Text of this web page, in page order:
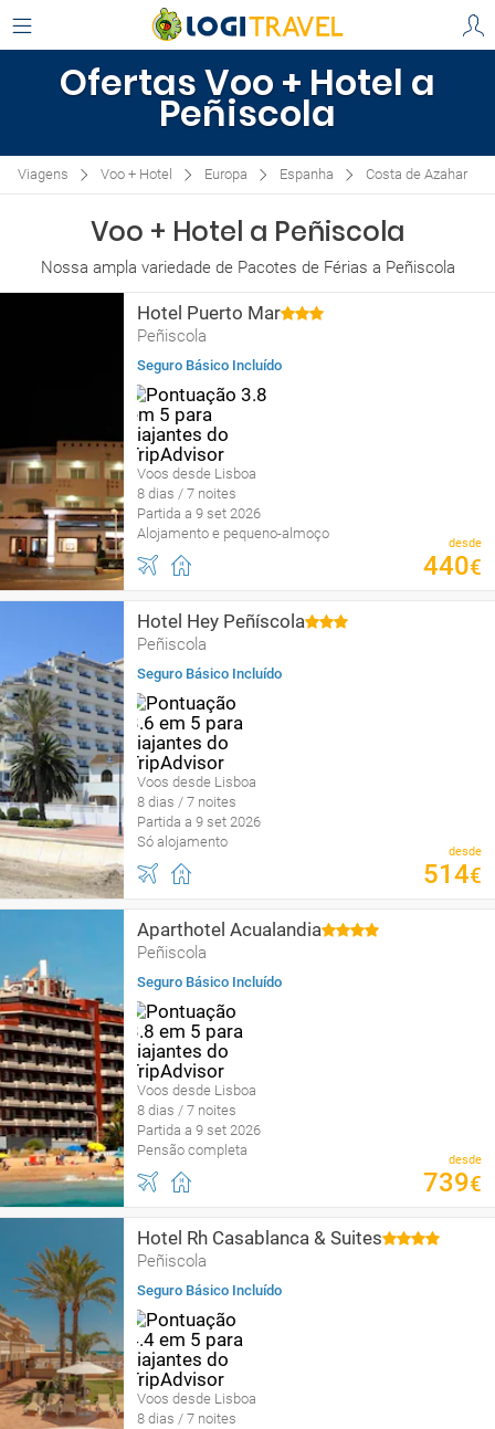
Ofertas Voo + Hotel a
Peñiscola
Viagens Voo + Hotel Europa Espanha Costa de Azahar
Voo + Hotel a Peñiscola
Nossa ampla variedade de Pacotes de Férias a Peñiscola
Hotel Puerto Mar
Peñiscola
Seguro Básico Incluído
Voos desde Lisboa
8 dias / 7 noites
Partida a 9 set 2026
Alojamento e pequeno-almoço
desde
440€
Hotel Hey Peñíscola
Peñiscola
Seguro Básico Incluído
Voos desde Lisboa
8 dias / 7 noites
Partida a 9 set 2026
Só alojamento
desde
514€
Aparthotel Acualandia
Peñiscola
Seguro Básico Incluído
Voos desde Lisboa
8 dias / 7 noites
Partida a 9 set 2026
Pensão completa
desde
739€
Hotel Rh Casablanca & Suites
Peñiscola
Seguro Básico Incluído
Voos desde Lisboa
8 dias / 7 noites